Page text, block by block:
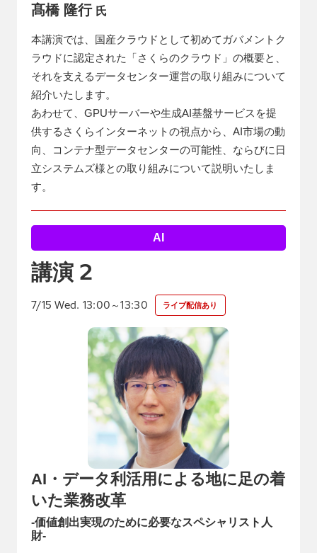
髙橋 隆行 氏
本講演では、国産クラウドとして初めてガバメントク
ラウドに認定された「さくらのクラウド」の概要と、
それを支えるデータセンター運営の取り組みについて
紹介いたします。
あわせて、GPUサーバーや生成AI基盤サービスを提
供するさくらインターネットの視点から、AI市場の動
向、コンテナ型データセンターの可能性、ならびに日
立システムズ様との取り組みについて説明いたしま
す。
AI
講演 2
7/15 Wed. 13:00～13:30 ライブ配信あり
AI・データ利活用による地に足の着
いた業務改革
‐価値創出実現のために必要なスペシャリスト人
財‐